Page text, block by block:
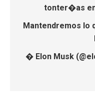
tonter�as
Mantendremos lo
� Elon Musk